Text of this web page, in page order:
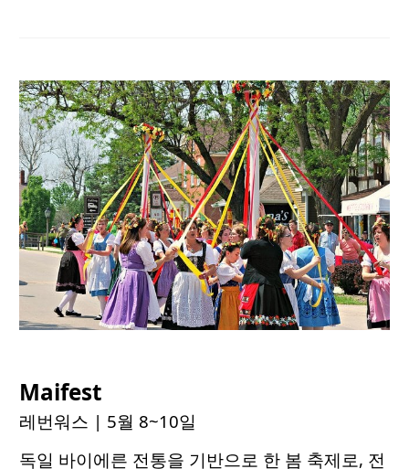
Maifest
레번워스 | 5월 8~10일
독일 바이에른 전통을 기반으로 한 봄 축제로, 전